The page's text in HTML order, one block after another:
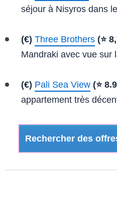
séjour à Nisyros dans
(€) Three Brothers (⭐
Mandraki avec vue sur
(€) Pali Sea View (⭐
appartement très
Rechercher des